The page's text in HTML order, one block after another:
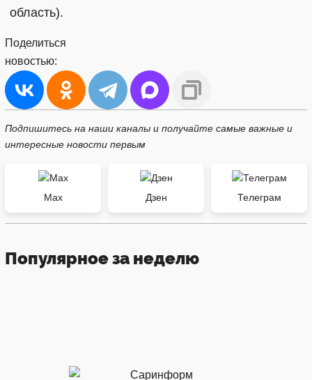
область).
Поделиться
новостью:
Подпишитесь на наши каналы и получайте самые важные и
интересные новости первым
Max Дзен Телеграм
Популярное за неделю